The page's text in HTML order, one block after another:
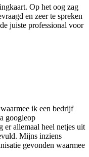
Op het oog zag
en zeer te spreken
juiste professional voor
ik een bedrijf
googleop
er allemaal heel netjes uit
Mijns inziens
gevonden waarmee